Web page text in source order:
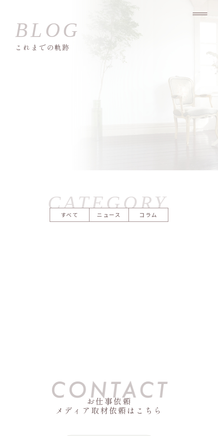
これまでの軌跡
すべて ニュース コラム
お仕事依頼
メディア取材依頼はこちら